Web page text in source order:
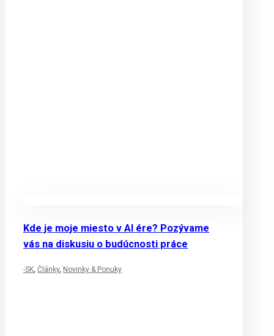
Kde je moje miesto v AI ére? Pozývame
vás na diskusiu o budúcnosti práce
-SK, Články, Novinky & Ponuky